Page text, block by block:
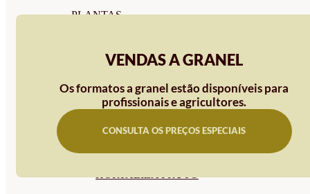
PLANTAS
GROWPUNCH
VENDAS A GRANEL
Os formatos a granel estão disponíveis para
profissionais e agricultores.
CONSULTA OS PREÇOS ESPECIAIS